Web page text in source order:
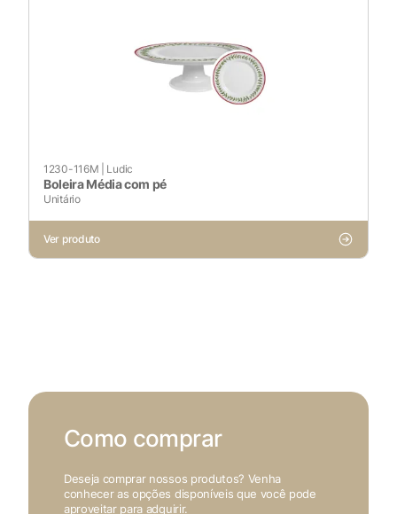
1230-116M Ludic
Boleira Média com pé
Unitário
Ver produto
Como comprar
Deseja comprar nossos produtos? Venha
conhecer as opções disponíveis que você pode
aproveitar para adquirir.